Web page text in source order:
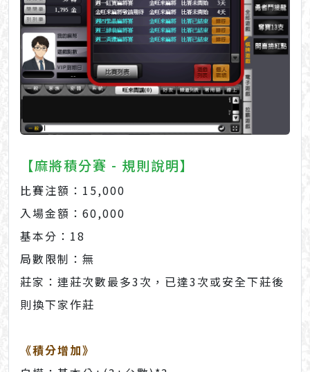
【麻將積分賽 - 規則說明】
比賽注額：15,000
入場金額：60,000
基本分：18
局數限制：無
莊家：連莊次數最多3次，已達3次或安全下莊後
則換下家作莊
《積分增加》